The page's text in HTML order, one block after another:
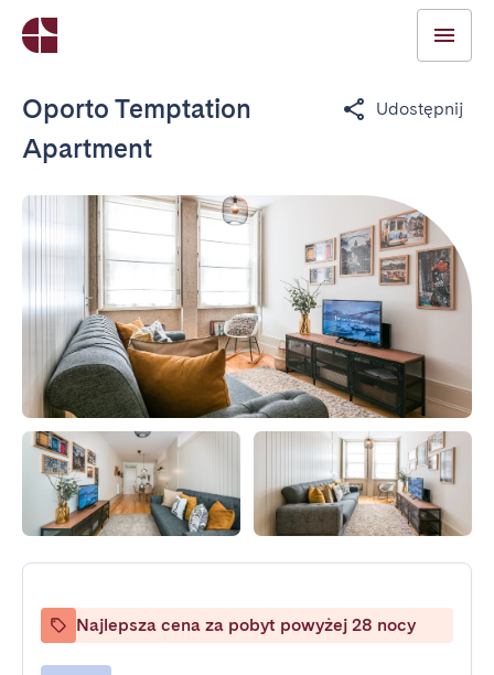
Oporto Temptation
Apartment
Udostępnij
Najlepsza cena za pobyt powyżej 28 nocy